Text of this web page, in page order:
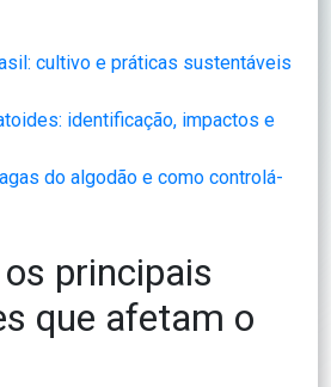
cultivo e práticas sustentáveis
identificação, impactos e
do algodão e como controlá-
principais
que afetam o